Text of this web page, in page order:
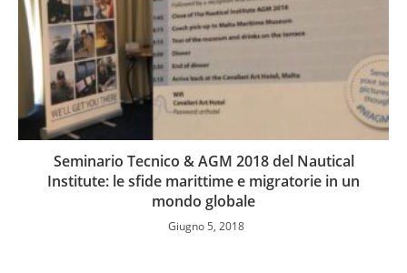
Seminario Tecnico & AGM 2018 del Nautical
Institute: le sfide marittime e migratorie in un
mondo globale
Giugno 5, 2018